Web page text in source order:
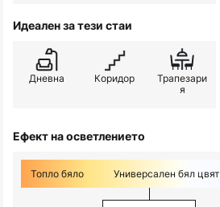
Идеален за тези стаи
Дневна Коридор
Трапезари
я
Ефект на осветлението
Топло бяло Универсален бял цвят